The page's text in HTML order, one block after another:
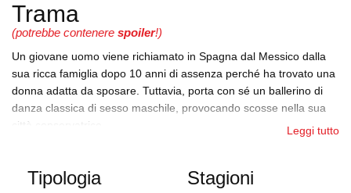
Trama
(potrebbe contenere spoiler!)
Un giovane uomo viene richiamato in Spagna dal Messico dalla
sua ricca famiglia dopo 10 anni di assenza perché ha trovato una
donna adatta da sposare. Tuttavia, porta con sé un ballerino di
danza classica di sesso maschile, provocando scosse nella sua
città conservatrice.
il fratello che Gabino Falcón della famiglia Falcón è tornato in
Leggi tutto
Tipologia Stagioni